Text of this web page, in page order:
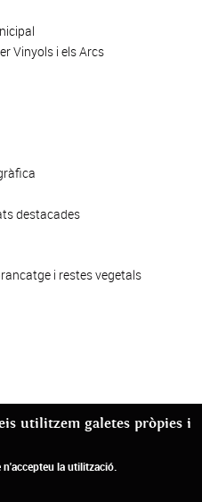
Vinyols i els Arcs
destacades
i restes vegetals
utilitzem galetes pròpies i
la utilització.